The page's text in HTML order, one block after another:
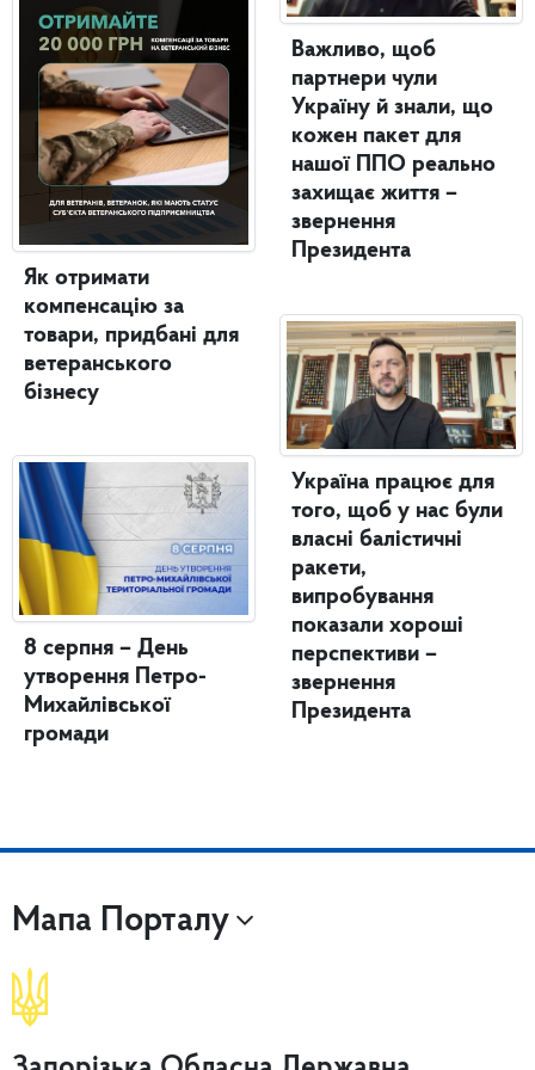
Як отримати
компенсацію за
товари, придбані для
ветеранського
бізнесу
8 серпня – День
утворення Петро-
Михайлівської
громади
Важливо, щоб
партнери чули
Україну й знали, що
кожен пакет для
нашої ППО реально
захищає життя –
звернення
Президента
Україна працює для
того, щоб у нас були
власні балістичні
ракети,
випробування
показали хороші
перспективи –
звернення
Президента
Мапа Порталу